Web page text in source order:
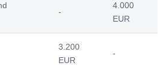
-
4.000
EUR
3.200
EUR
-